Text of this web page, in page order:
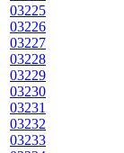
03225
03226
03227
03228
03229
03230
03231
03232
03233